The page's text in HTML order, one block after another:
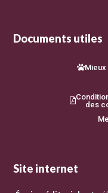
Documents utiles
Mieux
des
Site internet